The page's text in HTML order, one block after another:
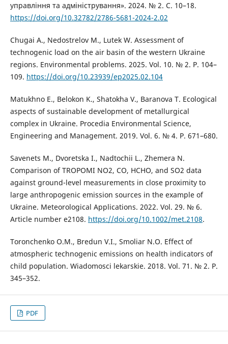
управління та адміністрування». 2024. № 2. C. 10–18.
https://doi.org/10.32782/2786-5681-2024-2.02
Chugai A., Nedostrelov M., Lutek W. Assessment of
technogenic load on the air basin of the western Ukraine
regions. Environmental problems. 2025. Vol. 10. № 2. P. 104–
109. https://doi.org/10.23939/ep2025.02.104
Matukhno E., Belokon K., Shatokha V., Baranova T. Ecological
aspects of sustainable development of metallurgical
complex in Ukraine. Procedia Environmental Science,
Engineering and Management. 2019. Vol. 6. № 4. P. 671–680.
Savenets M., Dvoretska I., Nadtochii L., Zhemera N.
Comparison of TROPOMI NO2, CO, HCHO, and SO2 data
against ground-level measurements in close proximity to
large anthropogenic emission sources in the example of
Ukraine. Meteorological Applications. 2022. Vol. 29. № 6.
Article number e2108. https://doi.org/10.1002/met.2108.
Toronchenko O.M., Bredun V.I., Smoliar N.O. Effect of
atmospheric technogenic emissions on health indicators of
child population. Wiadomosci lekarskie. 2018. Vol. 71. № 2. P.
345–352.
PDF